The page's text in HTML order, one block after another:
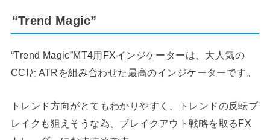
“Trend Magic”
“Trend Magic”MT4用FXインジケーターは、大人気の
CCIとATRを組み合わせた最高のインジケーターです。
トレンド方向がとてもわかりやすく、トレンドの反転ブ
レイクも狙えそうな為、ブレイクアウト戦略を取るFX